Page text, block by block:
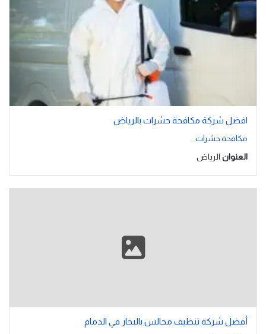
افضل شركة مكافحة حشرات بالرياض
مكافحة حشرات
العنوان الرياض
أفضل شركة تنظيف مجالس بالبخار في الدمام